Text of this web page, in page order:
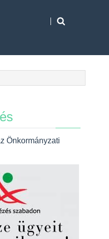
Önkormányzati